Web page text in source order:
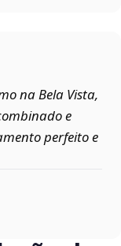
na Bela Vista,
e
perfeito e